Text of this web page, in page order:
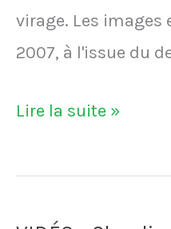
virage. Les images
2007, à l'issue du
VIDÉO
Franck
Lire la suite »